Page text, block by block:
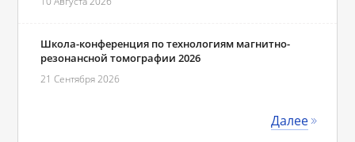
Школа-конференция по технологиям магнитно-
резонансной томографии 2026
21 Сентября 2026
Далее